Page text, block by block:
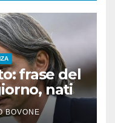
frase del
nati
BOVONE